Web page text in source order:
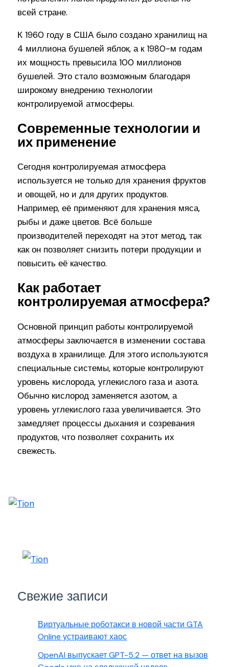
всей стране.
К 1960 году в США было создано хранилищ на
4 миллиона бушелей яблок, а к 1980-м годам
их мощность превысила 100 миллионов
бушелей. Это стало возможным благодаря
широкому внедрению технологии
контролируемой атмосферы.
Современные технологии и
их применение
Сегодня контролируемая атмосфера
используется не только для хранения фруктов
и овощей, но и для других продуктов.
Например, её применяют для хранения мяса,
рыбы и даже цветов. Всё больше
производителей переходят на этот метод, так
как он позволяет снизить потери продукции и
повысить её качество.
Как работает
контролируемая атмосфера?
Основной принцип работы контролируемой
атмосферы заключается в изменении состава
воздуха в хранилище. Для этого используются
специальные системы, которые контролируют
уровень кислорода, углекислого газа и азота.
Обычно кислород заменяется азотом, а
уровень углекислого газа увеличивается. Это
замедляет процессы дыхания и созревания
продуктов, что позволяет сохранить их
свежесть.
Свежие записи
Виртуальные роботакси в новой части GTA
Online устраивают хаос
OpenAI выпускает GPT-5.2 — ответ на вызов